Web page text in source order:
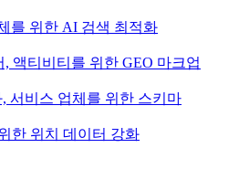
를 위한 AI 검색 최적화
, 액티비티를 위한 GEO 마크업
서비스 업체를 위한 스키마
한 위치 데이터 강화